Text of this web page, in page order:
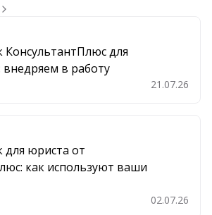
для
внедряем в работу
в закладки 21.07.26
юриста от
как используют ваши
в закладки 02.07.26